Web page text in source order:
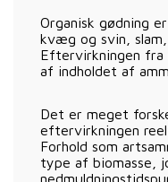
Organisk gødning
kvæg og svin,
Eftervirkningen fra
af indholdet af
Det er meget
eftervirkningen
Forhold som
type af biomasse,